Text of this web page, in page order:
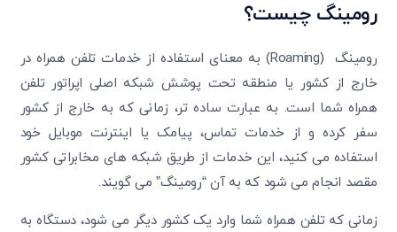
رومینگ چیست؟
رومینگ (Roaming) به معنای استفاده از خدمات تلفن همراه در
خارج از کشور یا منطقه تحت پوشش شبکه اصلی اپراتور تلفن
همراه شما است. به عبارت ساده تر، زمانی که به خارج از کشور
سفر کرده و از خدمات تماس، پیامک یا اینترنت موبایل خود
استفاده می کنید، این خدمات از طریق شبکه های مخابراتی کشور
مقصد انجام می شود که به آن “رومینگ” می گویند.
زمانی که تلفن همراه شما وارد یک کشور دیگر می شود، دستگاه به